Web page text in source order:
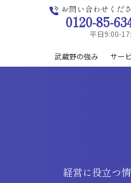
お問い合わせくだ
0120-85-
平日9:00-
武蔵野の強み サー
経営に役立つ